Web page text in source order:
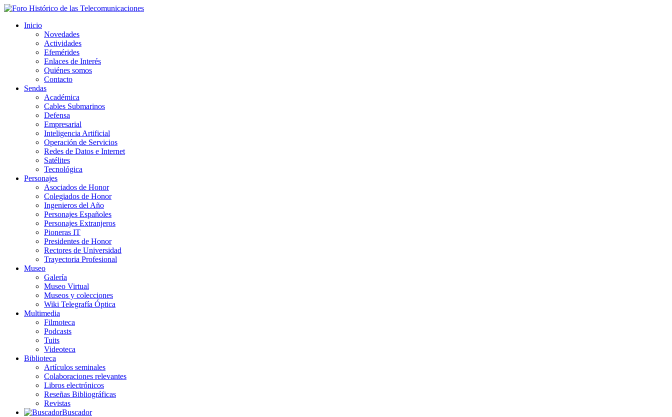
Inicio
Novedades
Actividades
Efemérides
Enlaces de Interés
Quiénes somos
Contacto
Sendas
Académica
Cables Submarinos
Defensa
Empresarial
Inteligencia Artificial
Operación de Servicios
Redes de Datos e Internet
Satélites
Tecnológica
Personajes
Asociados de Honor
Colegiados de Honor
Ingenieros del Año
Personajes Españoles
Personajes Extranjeros
Pioneras IT
Presidentes de Honor
Rectores de Universidad
Trayectoria Profesional
Museo
Galería
Museo Virtual
Museos y colecciones
Wiki Telegrafía Óptica
Multimedia
Filmoteca
Podcasts
Tuits
Videoteca
Biblioteca
Artículos seminales
Colaboraciones relevantes
Libros electrónicos
Reseñas Bibliográficas
Revistas
Buscador